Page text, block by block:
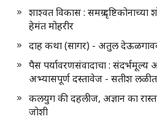
शाश्वत विकास : समग्र दृष्टिकोनाच्या
हेमंत मोहरीर
दाह कथा (सागर) - अतुल
पैस पर्यावरणसंवादाचा : संदर्भमूल्य
अभ्यासपूर्ण दस्तावेज - सतीश लळीत
कलयुग की दहलीज, अज्ञान का
जोशी